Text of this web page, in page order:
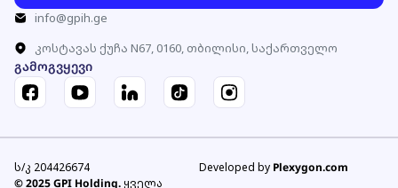
info@gpih.ge
კოსტავას ქუჩა N67, 0160, თბილისი, საქართველო
გამოგვყევი
ს/კ 204426674
© 2025 GPI Holding.ყველა
Developed by Plexygon.com